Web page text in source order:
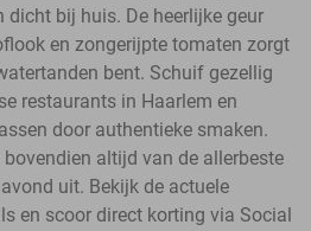
dicht bij huis. De heerlijke geur
en zongerijpte tomaten zorgt
bent. Schuif gezellig
restaurants in Haarlem en
door authentieke smaken.
altijd van de allerbeste
uit. Bekijk de actuele
en scoor direct korting via Social